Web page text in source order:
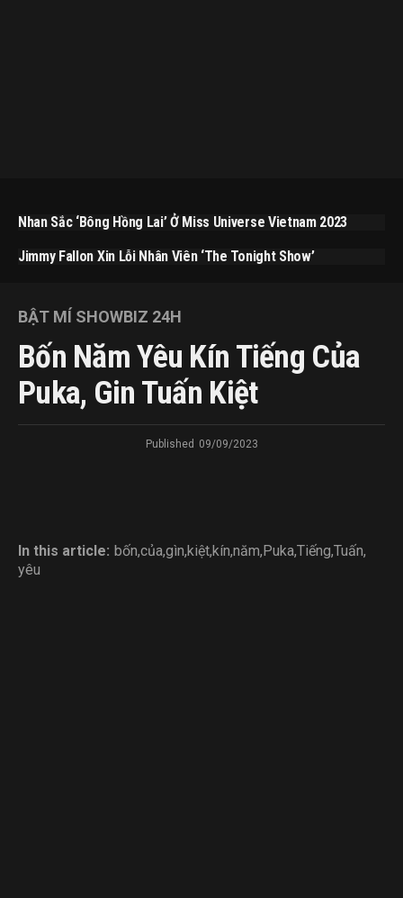
Nhan Sắc ‘bông Hồng Lai’ Ở Miss Universe Vietnam 2023
Jimmy Fallon Xin Lỗi Nhân Viên ‘The Tonight Show’
BẬT MÍ SHOWBIZ 24H
Bốn Năm Yêu Kín Tiếng Của
Puka, Gin Tuấn Kiệt
Published 09/09/2023
In this article: bốn,của,gìn,kiệt,kín,năm,Puka,Tiếng,Tuấn,
yêu